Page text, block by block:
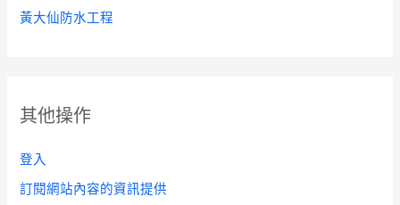
黃大仙防水工程
其他操作
登入
訂閱網站內容的資訊提供